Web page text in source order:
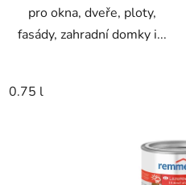
pro okna, dveře, ploty,
fasády, zahradní domky i...
0.75 l